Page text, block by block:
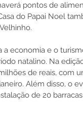
pontos de
do Papai Noel
a economia e o
natalino. Na
de reais, com
Além disso, o
de 20